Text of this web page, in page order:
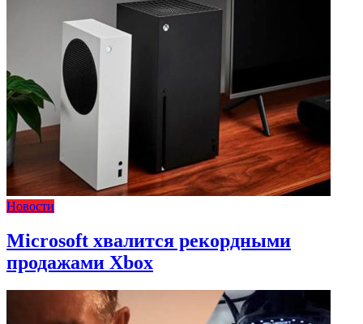
Новости
Microsoft хвалится рекордными
продажами Xbox